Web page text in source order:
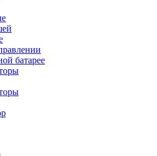
батарее